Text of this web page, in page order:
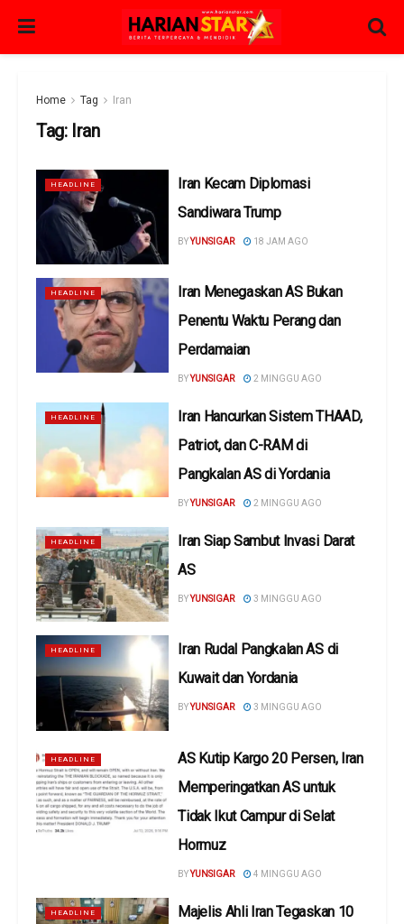
Home Tag Iran
Tag: Iran
HEADLINE
Iran Kecam Diplomasi
Sandiwara Trump
BYYUNSIGAR 18 JAM AGO
HEADLINE
Iran Menegaskan AS Bukan
Penentu Waktu Perang dan
Perdamaian
BYYUNSIGAR 2 MINGGU AGO
HEADLINE
Iran Hancurkan Sistem THAAD,
Patriot, dan C-RAM di
Pangkalan AS di Yordania
BYYUNSIGAR 2 MINGGU AGO
HEADLINE
Iran Siap Sambut Invasi Darat
AS
BYYUNSIGAR 3 MINGGU AGO
HEADLINE
Iran Rudal Pangkalan AS di
Kuwait dan Yordania
BYYUNSIGAR 3 MINGGU AGO
HEADLINE
AS Kutip Kargo 20 Persen, Iran
Memperingatkan AS untuk
Tidak Ikut Campur di Selat
Hormuz
BYYUNSIGAR 4 MINGGU AGO
HEADLINE
Majelis Ahli Iran Tegaskan 10